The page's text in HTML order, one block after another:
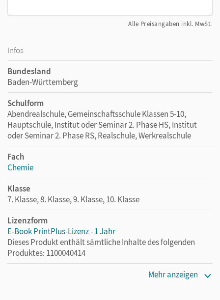
Alle Preisangaben inkl. MwSt.
Infos
Bundesland
Baden-Württemberg
Schulform
Abendrealschule, Gemeinschaftsschule Klassen 5-10,
Hauptschule, Institut oder Seminar 2. Phase HS, Institut
oder Seminar 2. Phase RS, Realschule, Werkrealschule
Fach
Chemie
Klasse
7. Klasse, 8. Klasse, 9. Klasse, 10. Klasse
Lizenzform
E-Book PrintPlus-Lizenz - 1 Jahr
Dieses Produkt enthält sämtliche Inhalte des folgenden
Produktes: 1100040414
Mehr anzeigen